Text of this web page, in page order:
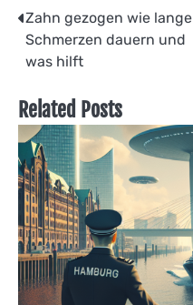
Beitragsnavigation
Zahn gezogen wie lange
Schmerzen dauern und
was hilft
Related Posts